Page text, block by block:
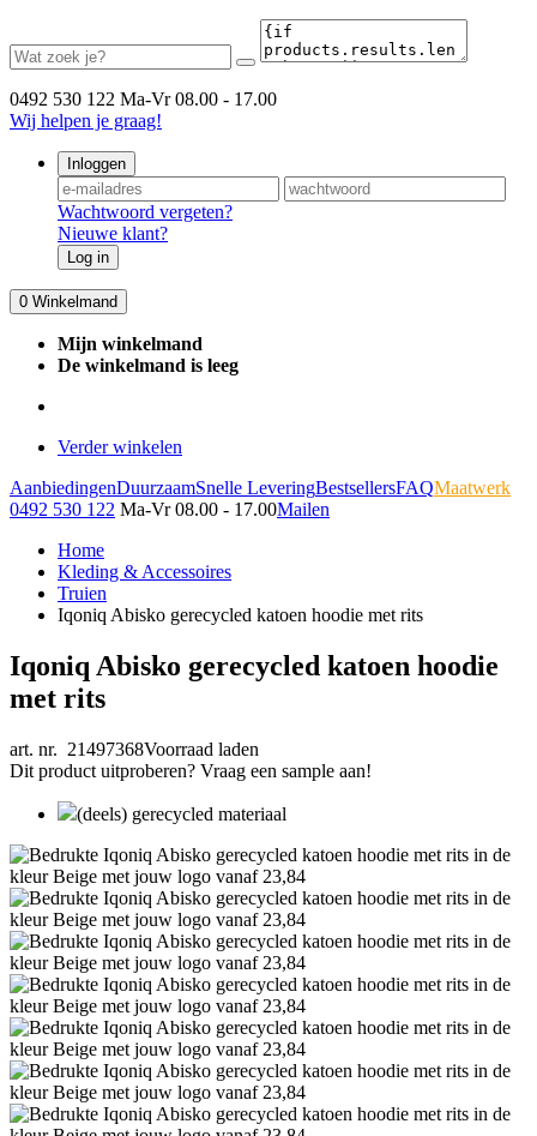
0492 530 122 Ma-Vr 08.00 - 17.00
Wij helpen je graag!
Inloggen
Wachtwoord vergeten?
Nieuwe klant?
Log in
0 Winkelmand
Mijn winkelmand
De winkelmand is leeg
Verder winkelen
AanbiedingenDuurzaamSnelle LeveringBestsellersFAQMaatwerk
0492 530 122 Ma-Vr 08.00 - 17.00Mailen
Home
Kleding & Accessoires
Truien
Iqoniq Abisko gerecycled katoen hoodie met rits
Iqoniq Abisko gerecycled katoen hoodie
met rits
art. nr. 21497368Voorraad laden
Dit product uitproberen? Vraag een sample aan!
(deels) gerecycled materiaal